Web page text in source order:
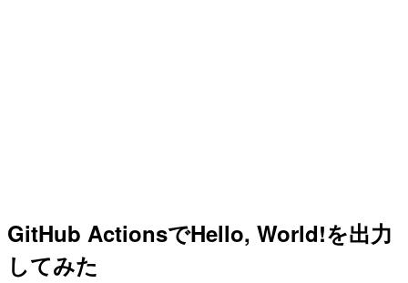
GitHub ActionsでHello, World!を出力
してみた